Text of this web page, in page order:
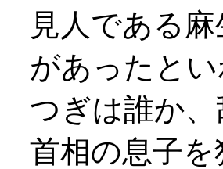
見人である
があったと
つぎは誰か
首相の息子